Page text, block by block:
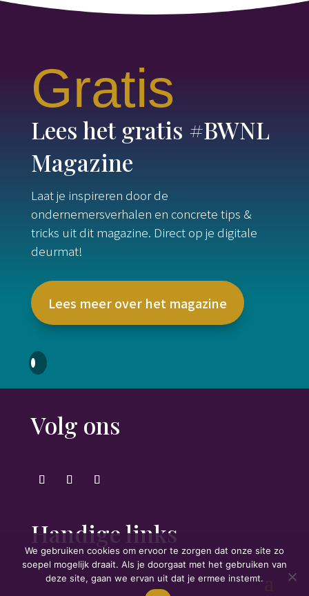
Gratis
Lees het gratis #BWNL
Magazine
Laat je inspireren door de
ondernemersverhalen en concrete tips &
tricks uit dit magazine. Direct op je digitale
deurmat!
Lees meer over het magazine
Volg ons
Handige links
We gebruiken cookies om ervoor te zorgen dat onze site zo
soepel mogelijk draait. Als je doorgaat met het gebruiken van
deze site, gaan we ervan uit dat je ermee instemt.